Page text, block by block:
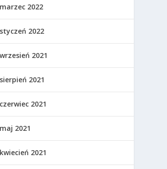
marzec 2022
styczeń 2022
wrzesień 2021
sierpień 2021
czerwiec 2021
maj 2021
kwiecień 2021